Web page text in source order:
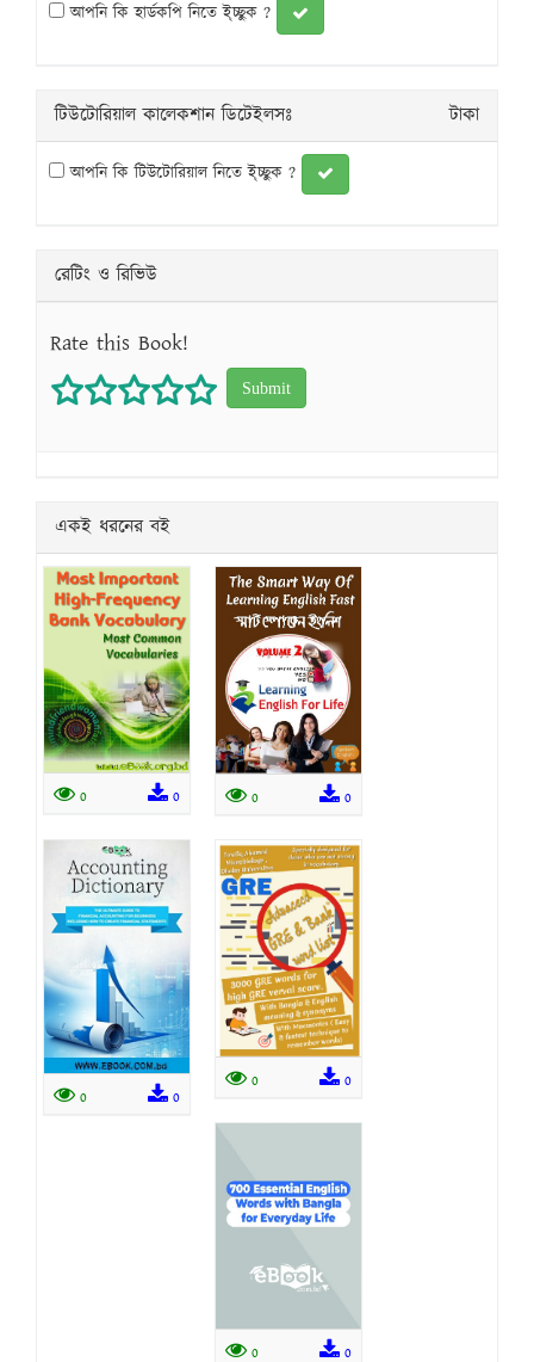
আপনি কি হার্ডকপি নিতে ই্চ্ছুক ?
টিউটোরিয়াল কালেকশান ডিটেইলসঃ টাকা
আপনি কি টিউটোরিয়াল নিতে ই্চ্ছুক ?
রেটিং ও রিভিউ
Rate this Book!
5 stars
4 stars
3 stars
2 stars
1 star
একই ধরনের বই
0 0 0 0
0 0
0 0
0 0